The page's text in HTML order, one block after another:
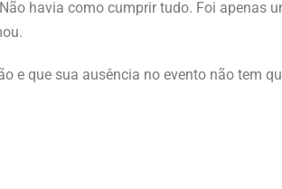
havia como cumprir tudo. Foi apenas
e que sua ausência no evento não tem